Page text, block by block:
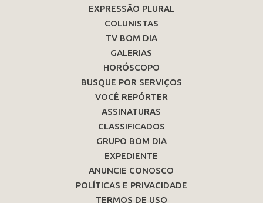
EXPRESSÃO PLURAL
COLUNISTAS
TV BOM DIA
GALERIAS
HORÓSCOPO
BUSQUE POR SERVIÇOS
VOCÊ REPÓRTER
ASSINATURAS
CLASSIFICADOS
GRUPO BOM DIA
EXPEDIENTE
ANUNCIE CONOSCO
POLÍTICAS E PRIVACIDADE
TERMOS DE USO